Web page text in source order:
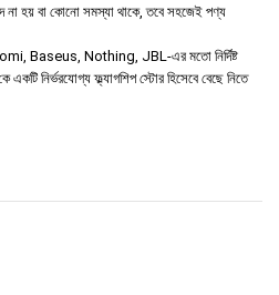
না হয় বা কোনো সমস্যা থাকে, তবে সহজেই পণ্য
Baseus, Nothing, JBL-এর মতো নির্দিষ্ট
একটি নির্ভরযোগ্য ফ্ল্যাগশিপ স্টোর হিসেবে বেছে নিতে